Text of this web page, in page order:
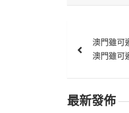
章
覽
澳門雖可
澳門雖可
最新發佈